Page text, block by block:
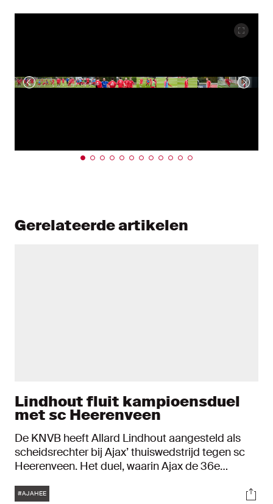
Gerelateerde artikelen
Lindhout fluit kampioensduel
met sc Heerenveen
De KNVB heeft Allard Lindhout aangesteld als
scheidsrechter bij Ajax’ thuiswedstrijd tegen sc
Heerenveen. Het duel, waarin Ajax de 36e
20:00 uur gespeeld in de Johan Cruijff ArenA.
Tags
#AJAHEE